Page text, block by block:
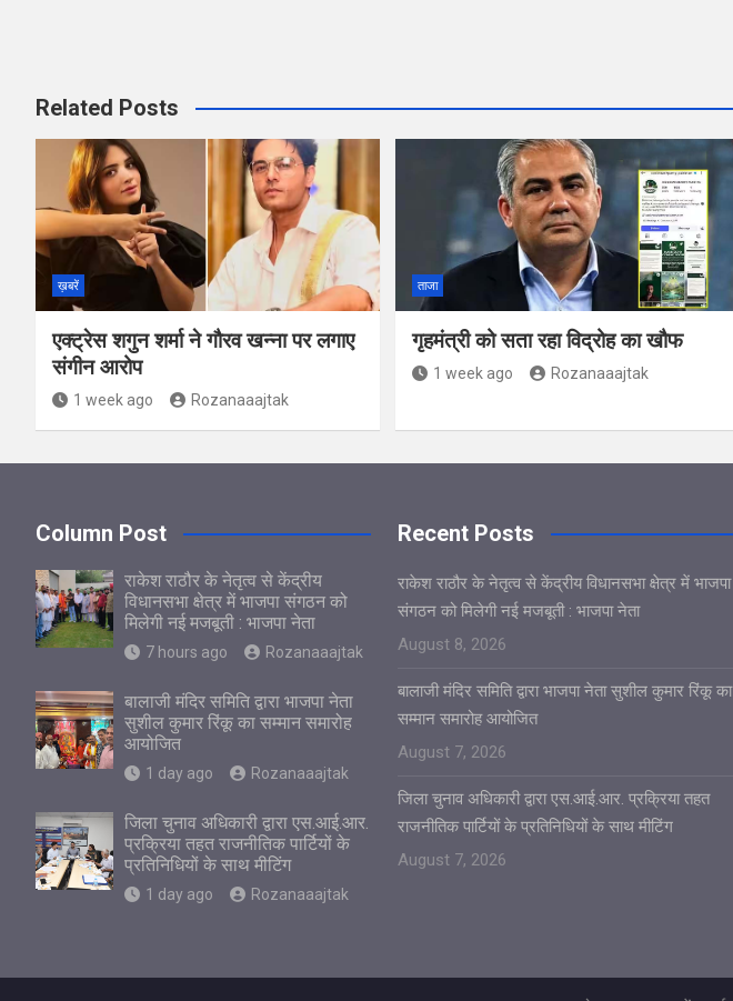
Related Posts
ख़बरें
एक्ट्रेस शगुन शर्मा ने गौरव खन्ना पर लगाए
संगीन आरोप
1 week ago Rozanaaajtak
ताजा
गृहमंत्री को सता रहा विद्रोह का खौफ
1 week ago Rozanaaajtak
Column Post
राकेश राठौर के नेतृत्व से केंद्रीय
विधानसभा क्षेत्र में भाजपा संगठन को
मिलेगी नई मजबूती : भाजपा नेता
7 hours ago Rozanaaajtak
बालाजी मंदिर समिति द्वारा भाजपा नेता
सुशील कुमार रिंकू का सम्मान समारोह
आयोजित
1 day ago Rozanaaajtak
जिला चुनाव अधिकारी द्वारा एस.आई.आर.
प्रक्रिया तहत राजनीतिक पार्टियों के
प्रतिनिधियों के साथ मीटिंग
1 day ago Rozanaaajtak
Recent Posts
राकेश राठौर के नेतृत्व से केंद्रीय विधानसभा क्षेत्र में भाजपा
संगठन को मिलेगी नई मजबूती : भाजपा नेता
August 8, 2026
बालाजी मंदिर समिति द्वारा भाजपा नेता सुशील कुमार रिंकू का
सम्मान समारोह आयोजित
August 7, 2026
जिला चुनाव अधिकारी द्वारा एस.आई.आर. प्रक्रिया तहत
राजनीतिक पार्टियों के प्रतिनिधियों के साथ मीटिंग
August 7, 2026